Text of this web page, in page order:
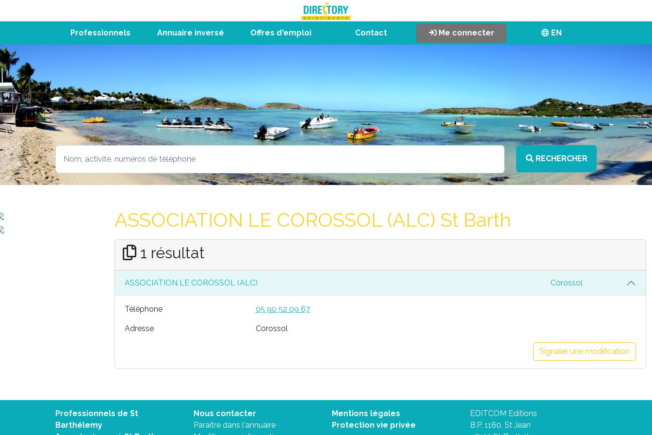
Professionnels Annuaire inversé Offres d'emploi Contact Me connecter EN
RECHERCHER
ASSOCIATION LE COROSSOL (ALC) St Barth
1 résultat
ASSOCIATION LE COROSSOL (ALC) Corossol
Téléphone 05 90 52 09 67
Adresse Corossol
Signaler une modification
Professionnels de St
Barthélemy
Nous contacter
Paraitre dans l'annuaire
Mentions légales
Protection vie privée
EDITCOM Editions
B.P. 1160, St Jean